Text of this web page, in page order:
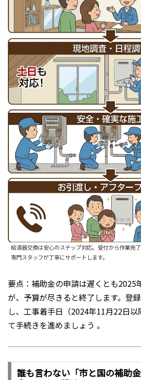
給湯器交換は安心のステップ対応。受付から作業完
専門スタッフが丁寧にサポートします。
要点：補助金の申請は遅くとも2025
が、予算が尽きると終了します。登
し、工事着手日（2024年11月22日
て手続きを進めましょう 。
誰も言わない「市と国の補助